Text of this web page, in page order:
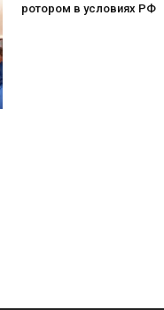
ротором в условиях РФ